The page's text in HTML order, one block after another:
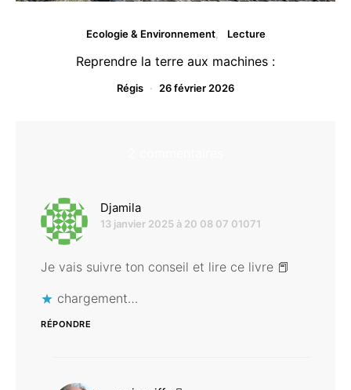
Ecologie & Environnement Lecture
Reprendre la terre aux machines :
Régis 26 février 2026
Djamila
13 janvier 2025 à 20 08 07 01071
Je vais suivre ton conseil et lire ce livre 📕
chargement…
RÉPONDRE